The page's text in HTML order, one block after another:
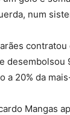
num
desembolsou
a 20% da
Mangas